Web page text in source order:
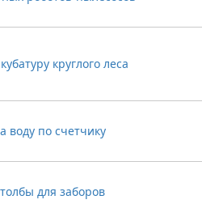
круглого леса
воду по счетчику
для заборов